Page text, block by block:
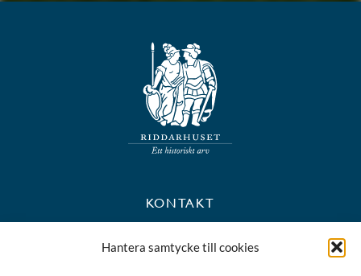
Hantera samtycke till cookies
KONTAKT